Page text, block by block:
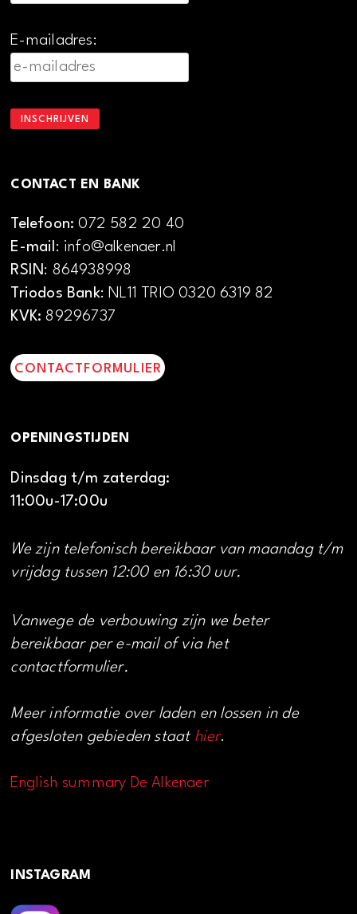
E-mailadres:
CONTACT EN BANK
Telefoon:072 582 20 40
E-mail: info@alkenaer.nl
RSIN: 864938998
Triodos Bank: NL11 TRIO 0320 6319 82
KVK: 89296737
CONTACTFORMULIER
OPENINGSTIJDEN
Dinsdag t/m zaterdag:
11:00u-17:00u
We zijn telefonisch bereikbaar van maandag t/m
vrijdag tussen 12:00 en 16:30 uur.
Vanwege de verbouwing zijn we beter
bereikbaar per e-mail of via het
contactformulier.
Meer informatie over laden en lossen in de
afgesloten gebieden staat hier.
English summary De Alkenaer
INSTAGRAM